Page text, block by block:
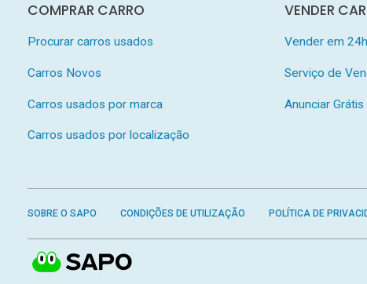
COMPRAR CARRO
Procurar carros usados
Carros Novos
Carros usados por marca
Carros usados por localização
VENDER
Vender em 24h
Serviço de
Anunciar Grátis
SOBRE O SAPO CONDIÇÕES DE UTILIZAÇÃO POLÍTICA DE